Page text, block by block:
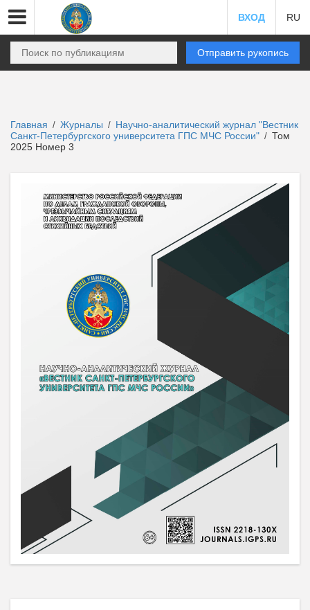
ВХОД RU
Отправить рукопись
Главная / Журналы / Научно-аналитический журнал "Вестник
Санкт-Петербургского университета ГПС МЧС России" / Том
2025 Номер 3